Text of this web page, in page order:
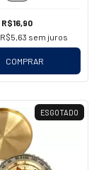
R$16,90
R$5,63 sem juros
COMPRAR
ESGOTADO